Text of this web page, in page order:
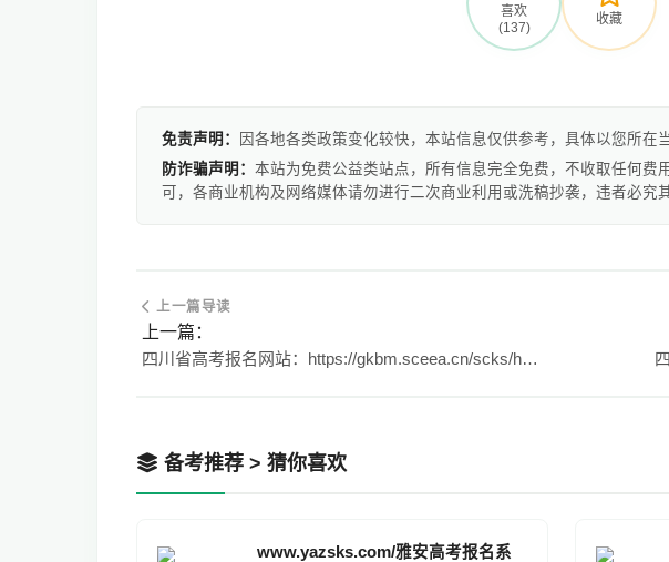
喜欢
(137)
收藏
免责声明：
因各地各类政策变化较快，本站信息仅供参考，具体以您所在
防诈骗声明： 本站为免费公益类站点，所有信息完全免费，不收取任何费
可，各商业机构及网络媒体请勿进行二次商业利用或洗稿抄袭，违者必究
上一篇导读
上一篇：
四川省高考报名网站：https://gkbm.sceea.cn/scks/h5/index.html#/xgk/ggxx
备考推荐 > 猜你喜欢
www.yazsks.com/雅安高考报名系